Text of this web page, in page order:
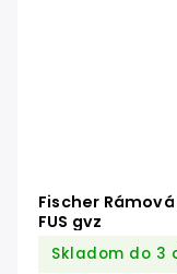
Fischer
FUS gvz
Skladom do 3